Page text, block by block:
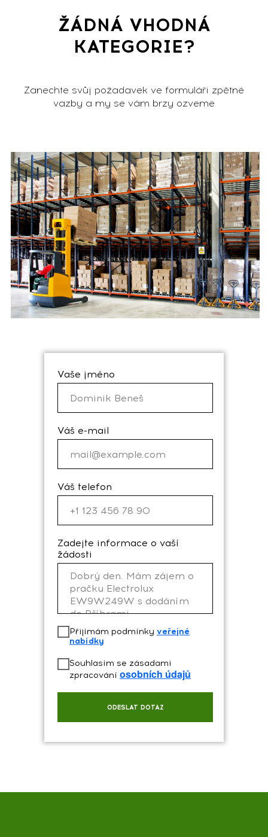
ŽÁDNÁ VHODNÁ
KATEGORIE?
Zanechte svůj požadavek ve formuláři zpětné
vazby a my se vám brzy ozveme
Vaše jméno
Váš e-mail
Váš telefon
Zadejte informace o vaší
žádosti
Přijímám podmínky veřejné
nabídky
Souhlasím se zásadami
zpracování osobních údajů
ODESLAT DOTAZ